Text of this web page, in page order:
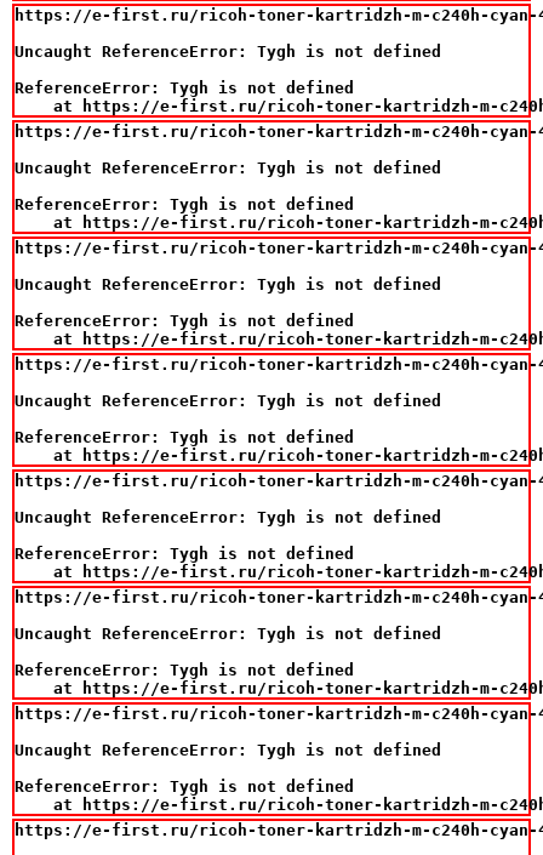
https://e-first.ru/ricoh-toner-kartridzh-m-c240h-cyan-
Uncaught ReferenceError: Tygh is not defined
ReferenceError: Tygh is not defined
at https://e-first.ru/ricoh-toner-kartridzh-m-
https://e-first.ru/ricoh-toner-kartridzh-m-c240h-cyan-
Uncaught ReferenceError: Tygh is not defined
ReferenceError: Tygh is not defined
at https://e-first.ru/ricoh-toner-kartridzh-m-
https://e-first.ru/ricoh-toner-kartridzh-m-c240h-cyan-
Uncaught ReferenceError: Tygh is not defined
ReferenceError: Tygh is not defined
at https://e-first.ru/ricoh-toner-kartridzh-m-
https://e-first.ru/ricoh-toner-kartridzh-m-c240h-cyan-
Uncaught ReferenceError: Tygh is not defined
ReferenceError: Tygh is not defined
at https://e-first.ru/ricoh-toner-kartridzh-m-
https://e-first.ru/ricoh-toner-kartridzh-m-c240h-cyan-
Uncaught ReferenceError: Tygh is not defined
ReferenceError: Tygh is not defined
at https://e-first.ru/ricoh-toner-kartridzh-m-
https://e-first.ru/ricoh-toner-kartridzh-m-c240h-cyan-
Uncaught ReferenceError: Tygh is not defined
ReferenceError: Tygh is not defined
at https://e-first.ru/ricoh-toner-kartridzh-m-
https://e-first.ru/ricoh-toner-kartridzh-m-c240h-cyan-
Uncaught ReferenceError: Tygh is not defined
ReferenceError: Tygh is not defined
at https://e-first.ru/ricoh-toner-kartridzh-m-
https://e-first.ru/ricoh-toner-kartridzh-m-c240h-cyan-